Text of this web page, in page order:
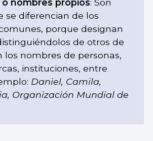
nombres propios: Son
se diferencian de los
porque designan
de otros de
los nombres de personas,
instituciones, entre
Daniel, Camila,
Organización Mundial de